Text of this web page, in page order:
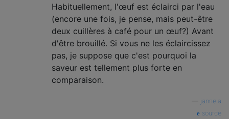
Habituellement, l'œuf est éclairci par l'eau
(encore une fois, je pense, mais peut-être
deux cuillères à café pour un œuf?) Avant
d'être brouillé. Si vous ne les éclaircissez
pas, je suppose que c'est pourquoi la
saveur est tellement plus forte en
comparaison.
janneia
source